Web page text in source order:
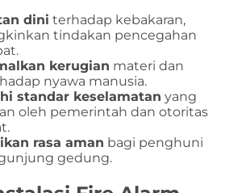
dini terhadap kebakaran,
tindakan pencegahan
kerugian materi dan
nyawa manusia.
standar keselamatan yang
oleh pemerintah dan otoritas
rasa aman bagi penghuni
gedung.